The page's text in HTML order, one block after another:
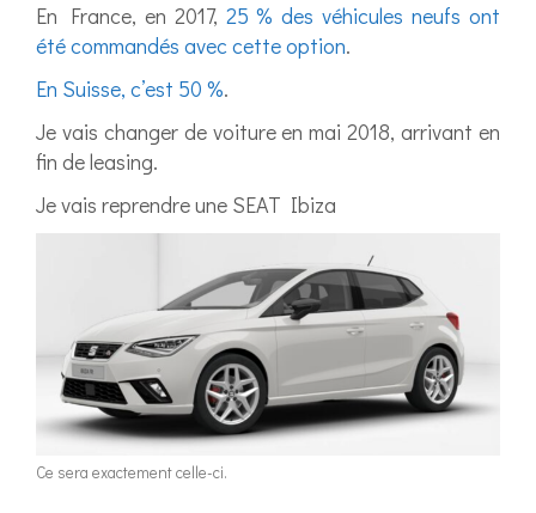
En France, en 2017, 25 % des véhicules neufs ont
été commandés avec cette option.
En Suisse, c’est 50 %.
Je vais changer de voiture en mai 2018, arrivant en
fin de leasing.
Je vais reprendre une SEAT Ibiza
Ce sera exactement celle-ci.